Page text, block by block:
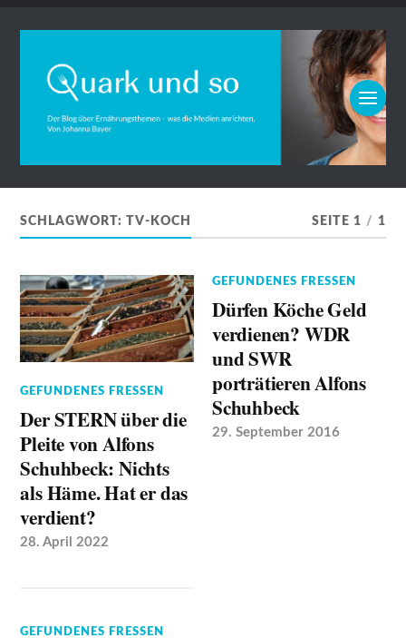
SCHLAGWORT: TV-KOCH SEITE 1 / 1
GEFUNDENES FRESSEN
Der STERN über die
Pleite von Alfons
Schuhbeck: Nichts
als Häme. Hat er das
verdient?
28. April 2022
GEFUNDENES FRESSEN
Dürfen Köche Geld
verdienen? WDR
und SWR
porträtieren Alfons
Schuhbeck
29. September 2016
GEFUNDENES FRESSEN